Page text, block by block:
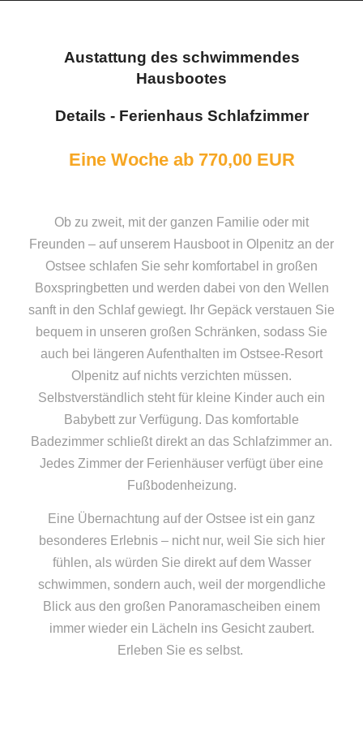
Austattung des schwimmendes
Hausbootes
Details - Ferienhaus Schlafzimmer
Eine Woche ab 770,00 EUR
Ob zu zweit, mit der ganzen Familie oder mit
Freunden – auf unserem Hausboot in Olpenitz an der
Ostsee schlafen Sie sehr komfortabel in großen
Boxspringbetten und werden dabei von den Wellen
sanft in den Schlaf gewiegt. Ihr Gepäck verstauen Sie
bequem in unseren großen Schränken, sodass Sie
auch bei längeren Aufenthalten im Ostsee-Resort
Olpenitz auf nichts verzichten müssen.
Selbstverständlich steht für kleine Kinder auch ein
Babybett zur Verfügung. Das komfortable
Badezimmer schließt direkt an das Schlafzimmer an.
Jedes Zimmer der Ferienhäuser verfügt über eine
Fußbodenheizung.
Eine Übernachtung auf der Ostsee ist ein ganz
besonderes Erlebnis – nicht nur, weil Sie sich hier
fühlen, als würden Sie direkt auf dem Wasser
schwimmen, sondern auch, weil der morgendliche
Blick aus den großen Panoramascheiben einem
immer wieder ein Lächeln ins Gesicht zaubert.
Erleben Sie es selbst.